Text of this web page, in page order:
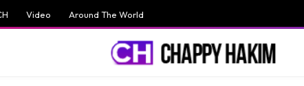
Video Around The World